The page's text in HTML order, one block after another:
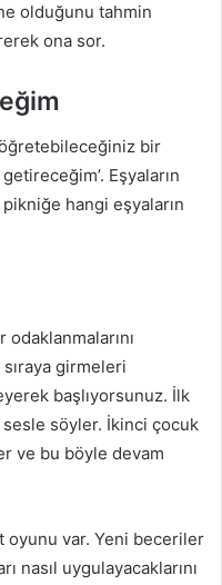
olduğunu tahmin
ona sor.
bir
Eşyaların
hangi eşyaların
girmeleri
başlıyorsunuz. İlk
söyler. İkinci çocuk
ve bu böyle devam
oyunu var. Yeni beceriler
nasıl uygulayacaklarını